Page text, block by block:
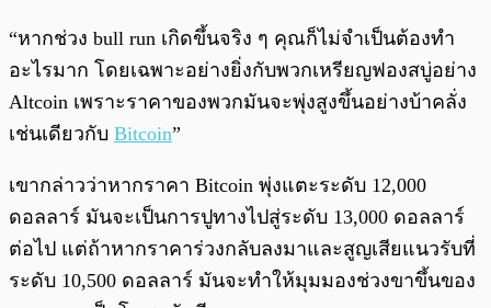
“หากช่วง bull run เกิดขึ้นจริง ๆ คุณก็ไม่จำเป็นต้องทำ
อะไรมาก โดยเฉพาะอย่างยิ่งกับพวกเหรียญฟองสบู่อย่าง
Altcoin เพราะราคาของพวกมันจะพุ่งสูงขึ้นอย่างบ้าคลั่ง
เช่นเดียวกับ Bitcoin”
เขากล่าวว่าหากราคา Bitcoin พุ่งแตะระดับ 12,000
ดอลลาร์ มันจะเป็นการปูทางไปสู่ระดับ 13,000 ดอลลาร์
ต่อไป แต่ถ้าหากราคาร่วงกลับลงมาและสูญเสียแนวรับที่
ระดับ 10,500 ดอลลาร์ มันจะทำให้มุมมองช่วงขาขึ้นของ